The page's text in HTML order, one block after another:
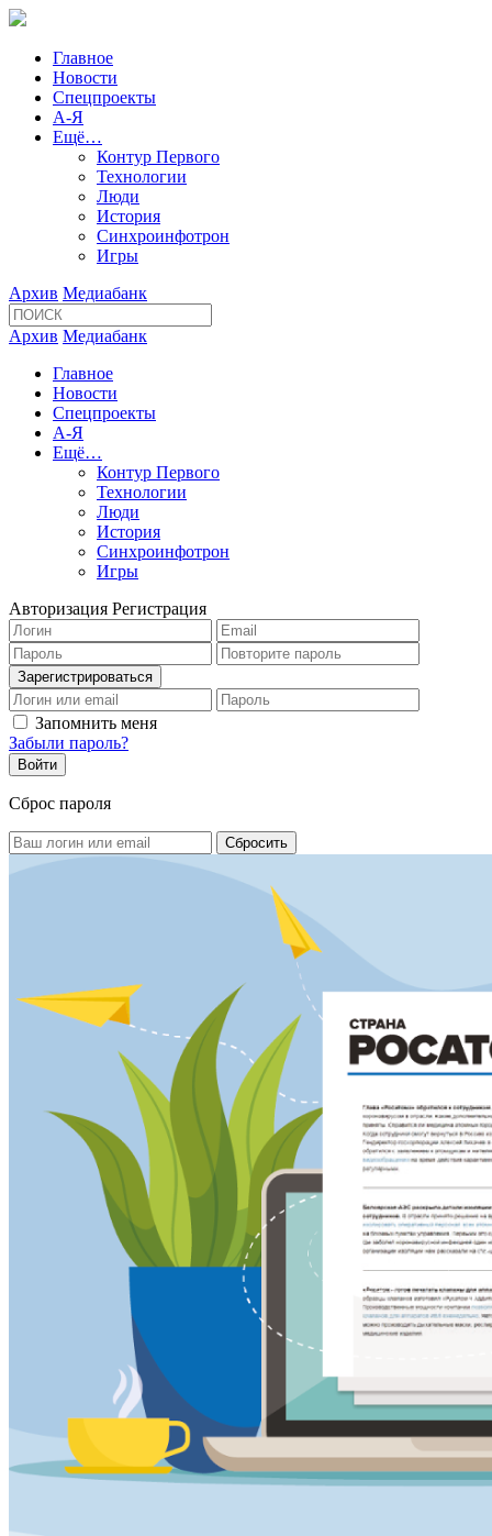
Главное
Новости
Спецпроекты
А-Я
Ещё…
Контур Первого
Технологии
Люди
История
Синхроинфотрон
Игры
Архив Медиабанк
Архив Медиабанк
Главное
Новости
Спецпроекты
А-Я
Ещё…
Контур Первого
Технологии
Люди
История
Синхроинфотрон
Игры
Авторизация Регистрация
Запомнить меня
Забыли пароль?
Сброс пароля